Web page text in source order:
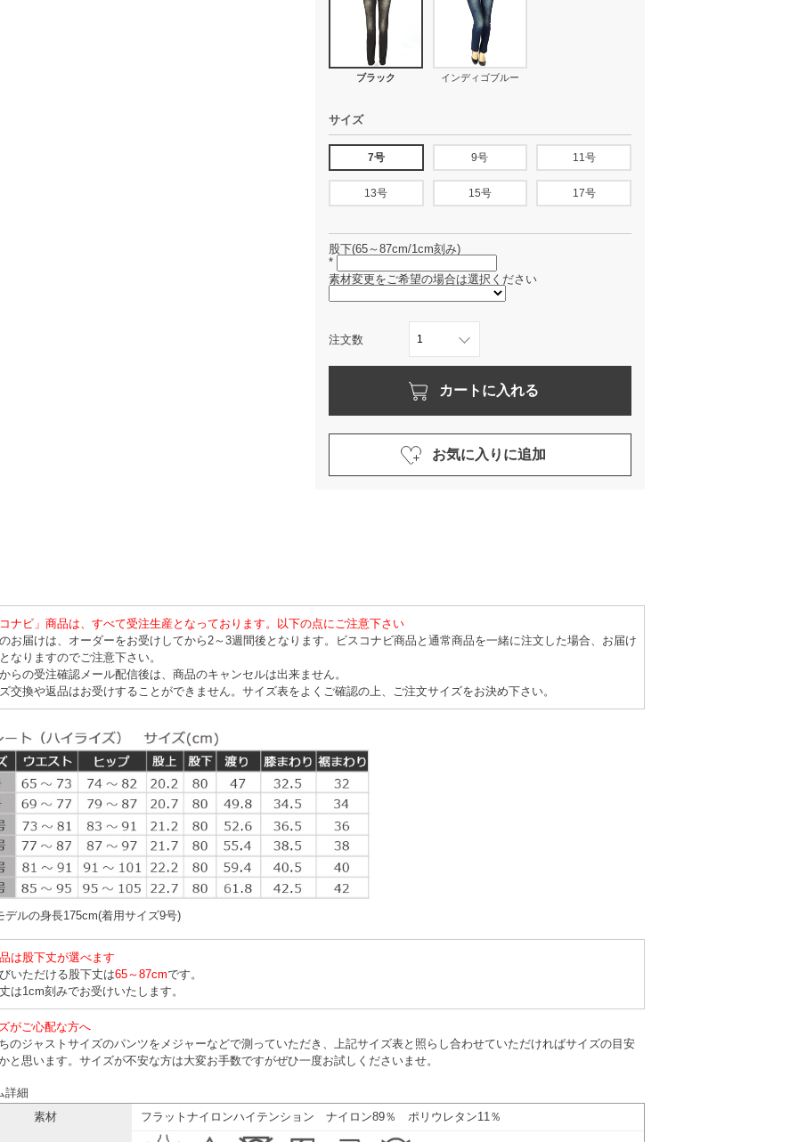
ブラック インディゴブルー
サイズ
7号 9号 11号
13号 15号 17号
股下(65～87cm/1cm刻み)
*
素材変更をご希望の場合は選択ください
注文数
カートに入れる
お気に入りに追加
ナビ」商品は、すべて受注生産となっております。以下の点にご注意下さい
お届けは、オーダーをお受けしてから2～3週間後となります。ビスコナビ商品と通常商品を一緒に注文した場合、お届け
なりますのでご注意下さい。
らの受注確認メール配信後は、商品のキャンセルは出来ません。
交換や返品はお受けすることができません。サイズ表をよくご確認の上、ご注文サイズをお決め下さい。
ルの身長175cm(着用サイズ9号)
は股下丈が選べます
いただける股下丈は65～87cmです。
は1cm刻みでお受けいたします。
がご心配な方へ
のジャストサイズのパンツをメジャーなどで測っていただき、上記サイズ表と照らし合わせていただければサイズの目安
と思います。サイズが不安な方は大変お手数ですがぜひ一度お試しくださいませ。
詳細
素材
フラットナイロンハイテンション ナイロン89％ ポリウレタン11％